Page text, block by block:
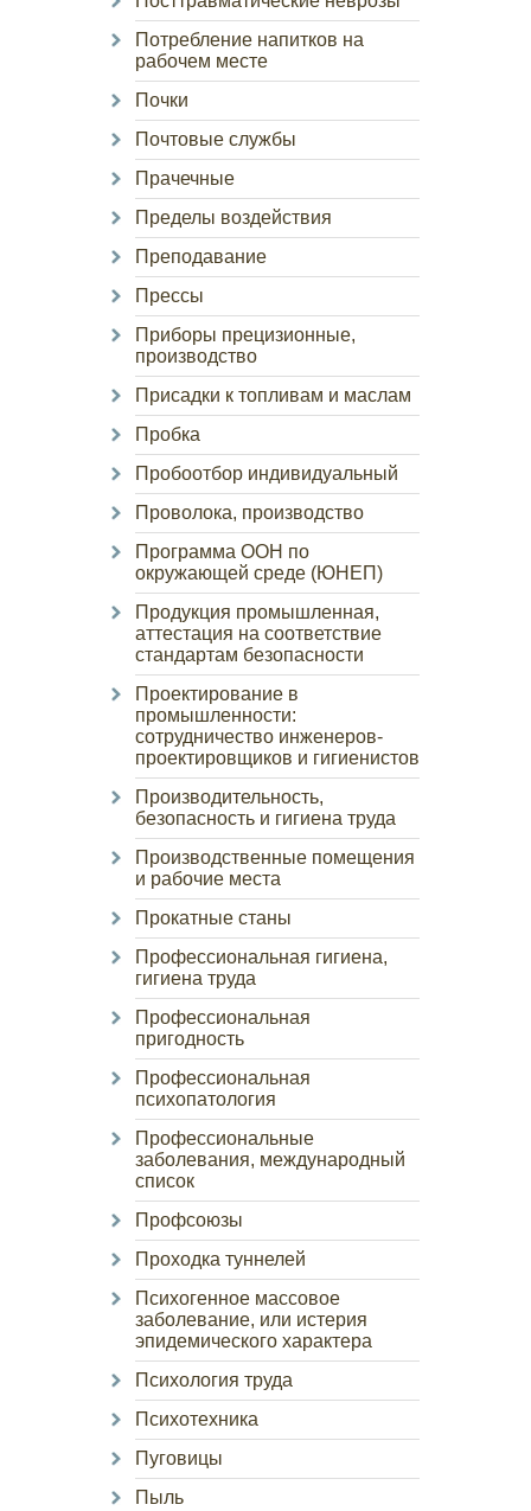
Потребление напитков на
рабочем месте
Почки
Почтовые службы
Прачечные
Пределы воздействия
Преподавание
Прессы
Приборы прецизионные,
производство
Присадки к топливам и маслам
Пробка
Пробоотбор индивидуальный
Проволока, производство
Программа ООН по
окружающей среде (ЮНЕП)
Продукция промышленная,
аттестация на соответствие
стандартам безопасности
Проектирование в
промышленности:
сотрудничество инженеров-
проектировщиков и гигиенистов
Производительность,
безопасность и гигиена труда
Производственные помещения
и рабочие места
Прокатные станы
Профессиональная гигиена,
гигиена труда
Профессиональная
пригодность
Профессиональная
психопатология
Профессиональные
заболевания, международный
список
Профсоюзы
Проходка туннелей
Психогенное массовое
заболевание, или истерия
эпидемического характера
Психология труда
Психотехника
Пуговицы
Пыль